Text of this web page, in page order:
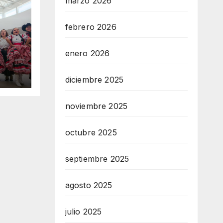
febrero 2026
enero 2026
diciembre 2025
noviembre 2025
octubre 2025
septiembre 2025
agosto 2025
julio 2025